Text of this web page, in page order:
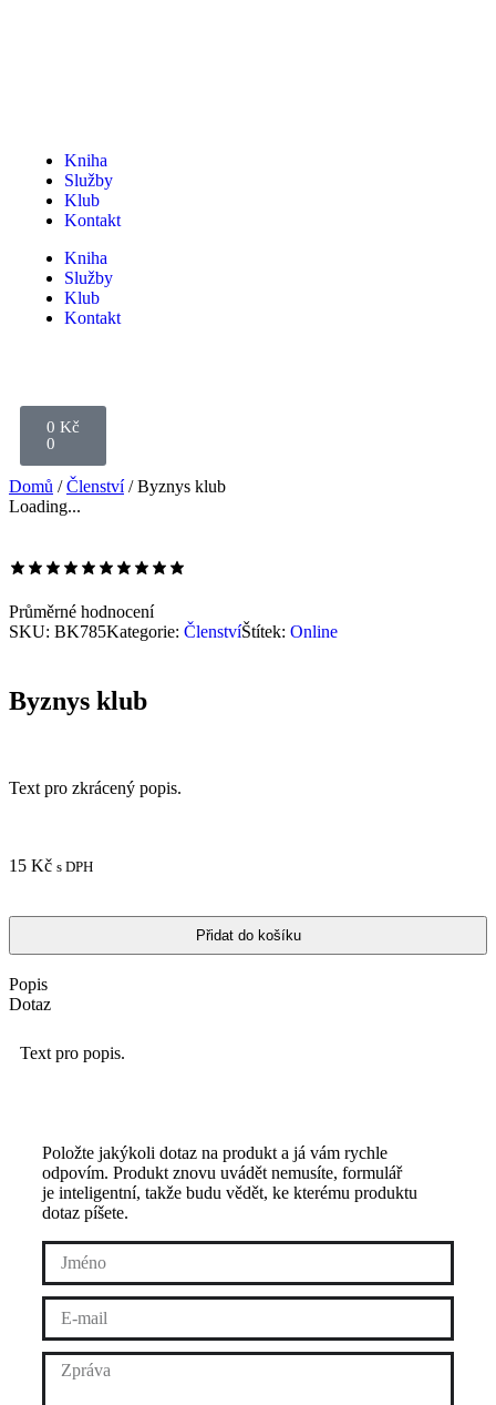
Kniha
Služby
Klub
Kontakt
Kniha
Služby
Klub
Kontakt
0 Kč
0
Domů /Členství/ Byznys klub
Loading...
Průměrné hodnocení
SKU: BK785Kategorie: ČlenstvíŠtítek: Online
Byznys klub
Text pro zkrácený popis.
15 Kč s DPH
Přidat do košíku
Popis
Dotaz
Text pro popis.
Položte jakýkoli dotaz na produkt a já vám rychle
odpovím. Produkt znovu uvádět nemusíte, formulář
je inteligentní, takže budu vědět, ke kterému produktu
dotaz píšete.